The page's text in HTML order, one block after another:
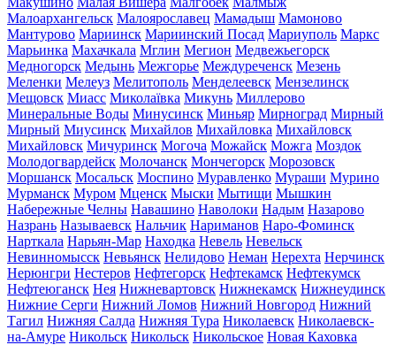
Малоархангельск Малоярославец Мамадыш Мамоново
Мантурово Мариинск Мариинский Посад Мариуполь Маркс
Марьинка Махачкала Мглин Мегион Медвежьегорск
Медногорск Медынь Межгорье Междуреченск Мезень
Меленки Мелеуз Мелитополь Менделеевск Мензелинск
Мещовск Миасс Миколаївка Микунь Миллерово
Минеральные Воды Минусинск Миньяр Мирноград Мирный
Мирный Миусинск Михайлов Михайловка Михайловск
Михайловск Мичуринск Могоча Можайск Можга Моздок
Молодогвардейск Молочанск Мончегорск Морозовск
Моршанск Мосальск Моспино Муравленко Мураши Мурино
Мурманск Муром Мценск Мыски Мытищи Мышкин
Набережные Челны Навашино Наволоки Надым Назарово
Назрань Называевск Нальчик Нариманов Наро-Фоминск
Нарткала Нарьян-Мар Находка Невель Невельск
Невинномысск Невьянск Нелидово Неман Нерехта Нерчинск
Нерюнгри Нестеров Нефтегорск Нефтекамск Нефтекумск
Нефтеюганск Нея Нижневартовск Нижнекамск Нижнеудинск
Нижние Серги Нижний Ломов Нижний Новгород Нижний
Тагил Нижняя Салда Нижняя Тура Николаевск Николаевск-
на-Амуре Никольск Никольск Никольское Новая Каховка